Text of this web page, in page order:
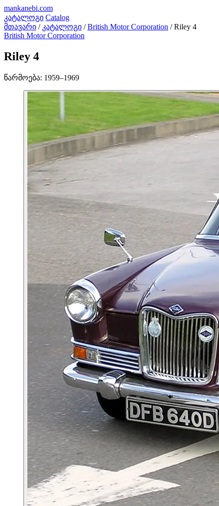
mankanebi.com
კატალოგი Catalog
მთავარი / კატალოგი / British Motor Corporation / Riley 4
British Motor Corporation
Riley 4
წარმოება: 1959–1969